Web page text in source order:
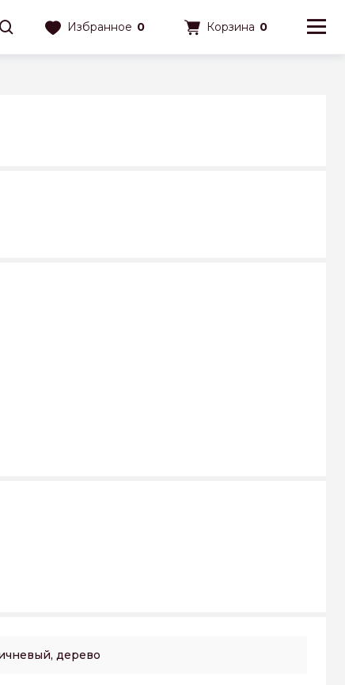
Избранное 0 Корзина 0
дерево